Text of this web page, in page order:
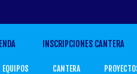
INSCRIPCIONES CANTERA
EQUIPOS CANTERA